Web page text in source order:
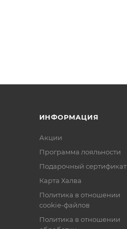
ИНФОРМАЦИЯ
Акции
Программа лояльности
Подарочный сертификат
Карта Халва
Политика в отношении
cookie-файлов
Политика в отношении